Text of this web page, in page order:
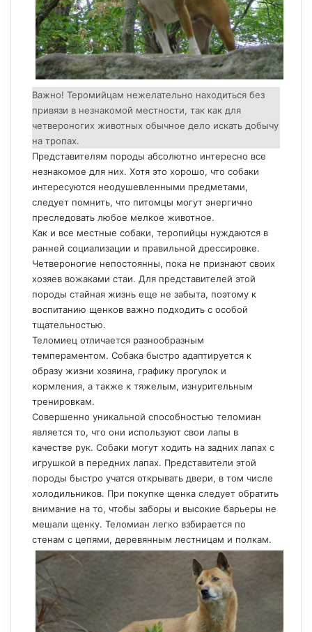
Важно! Теромийцам нежелательно находиться без
привязи в незнакомой местности, так как для
четвероногих животных обычное дело искать добычу
на тропах.
Представителям породы абсолютно интересно все
незнакомое для них. Хотя это хорошо, что собаки
интересуются неодушевленными предметами,
следует помнить, что питомцы могут энергично
преследовать любое мелкое животное.
Как и все местные собаки, теропийцы нуждаются в
ранней социализации и правильной дрессировке.
Четвероногие непостоянны, пока не признают своих
хозяев вожаками стаи. Для представителей этой
породы стайная жизнь еще не забыта, поэтому к
воспитанию щенков важно подходить с особой
тщательностью.
Теломиец отличается разнообразным
темпераментом. Собака быстро адаптируется к
образу жизни хозяина, графику прогулок и
кормления, а также к тяжелым, изнурительным
тренировкам.
Совершенно уникальной способностью теломиан
является то, что они используют свои лапы в
качестве рук. Собаки могут ходить на задних лапах с
игрушкой в передних лапах. Представители этой
породы быстро учатся открывать двери, в том числе
холодильников. При покупке щенка следует обратить
внимание на то, чтобы заборы и высокие барьеры не
мешали щенку. Теломиан легко взбирается по
стенам с цепями, деревянным лестницам и полкам.